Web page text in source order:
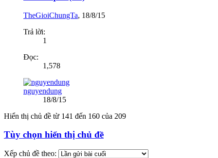
TheGioiChungTa, 18/8/15
Trả lời:
1
Đọc:
1,578
nguyendung
18/8/15
Hiển thị chủ đề từ 141 đến 160 của 209
Tùy chọn hiển thị chủ đề
Xếp chủ đề theo: